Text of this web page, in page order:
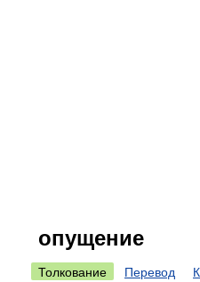
опущение
Толкование Перевод